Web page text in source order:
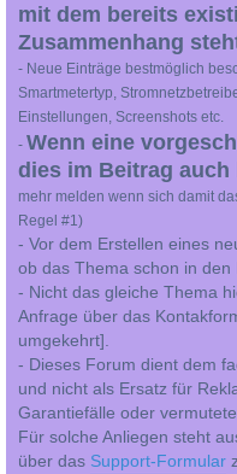
mit dem bereits
Zusammenhang
- Neue Einträge bestmöglich
Smartmetertyp,
Einstellungen, Screenshots etc.
- Wenn eine
dies im Beitrag auch
mehr melden wenn sich damit
Regel #1)
- Vor dem Erstellen eines
ob das Thema schon in den
- Nicht das gleiche Thema
Anfrage über das
umgekehrt].
- Dieses Forum dient dem
und nicht als Ersatz für
Garantiefälle oder
Für solche Anliegen steht
über das Support-Formular